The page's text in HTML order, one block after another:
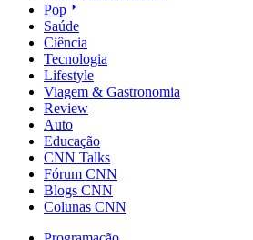
Pop
Saúde
Ciência
Tecnologia
Lifestyle
Viagem & Gastronomia
Review
Auto
Educação
CNN Talks
Fórum CNN
Blogs CNN
Colunas CNN